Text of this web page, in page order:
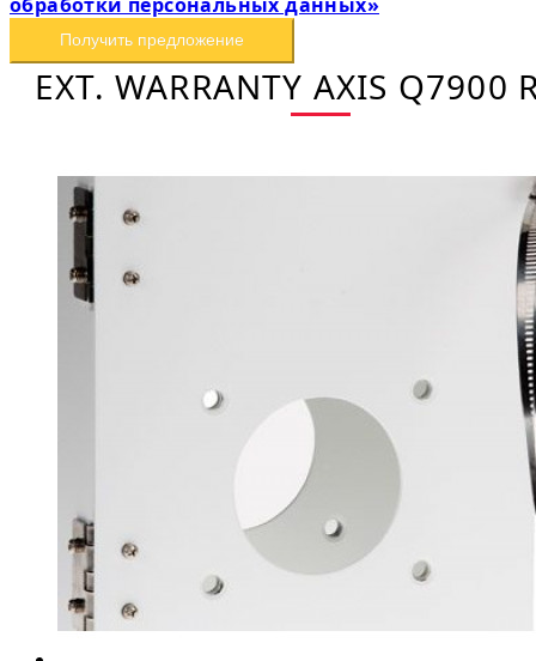
Получить предложение
EXT. WARRANTY AXIS Q7900